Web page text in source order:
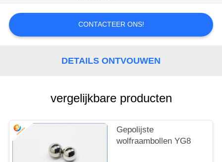
PRIVACY
POLICY
CONTACTEER ONS!
DETAILS ONTVOUWEN
vergelijkbare producten
Gepolijste
wolfraambollen YG8